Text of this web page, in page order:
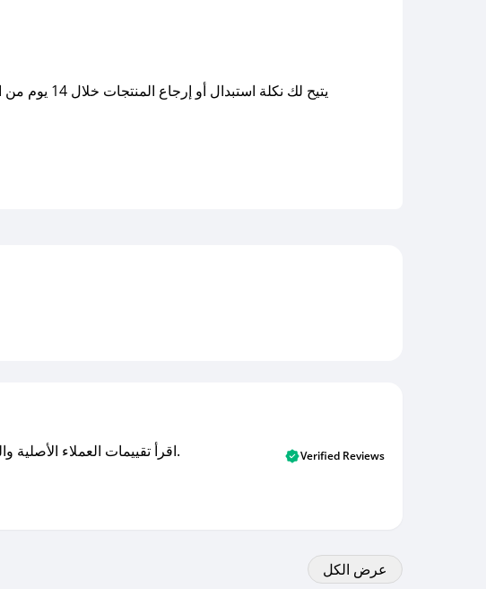
يتيح لك
اقرأ تقييمات العملاء الأصلية والتقييمات من المشترين المتحققين. اكتشف ما يعتقده المستخدمون الحقيقيون حول خدمتنا وتعلم من تجاربهم. Verified Reviews
عرض الكل